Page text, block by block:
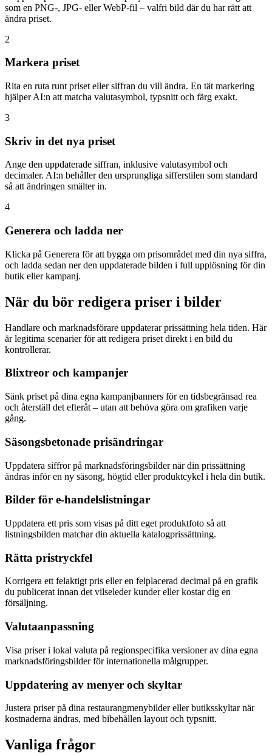
som en PNG-, JPG- eller WebP-fil – valfri bild där du har rätt att
ändra priset.
2
Markera priset
Rita en ruta runt priset eller siffran du vill ändra. En tät markering
hjälper AI:n att matcha valutasymbol, typsnitt och färg exakt.
3
Skriv in det nya priset
Ange den uppdaterade siffran, inklusive valutasymbol och
decimaler. AI:n behåller den ursprungliga sifferstilen som standard
så att ändringen smälter in.
4
Generera och ladda ner
Klicka på Generera för att bygga om prisområdet med din nya siffra,
och ladda sedan ner den uppdaterade bilden i full upplösning för din
butik eller kampanj.
När du bör redigera priser i bilder
Handlare och marknadsförare uppdaterar prissättning hela tiden. Här
är legitima scenarier för att redigera priset direkt i en bild du
kontrollerar.
Blixtreor och kampanjer
Sänk priset på dina egna kampanjbanners för en tidsbegränsad rea
och återställ det efteråt – utan att behöva göra om grafiken varje
gång.
Säsongsbetonade prisändringar
Uppdatera siffror på marknadsföringsbilder när din prissättning
ändras inför en ny säsong, högtid eller produktcykel i hela din butik.
Bilder för e-handelslistningar
Uppdatera ett pris som visas på ditt eget produktfoto så att
listningsbilden matchar din aktuella katalogprissättning.
Rätta pristryckfel
Korrigera ett felaktigt pris eller en felplacerad decimal på en grafik
du publicerat innan det vilseleder kunder eller kostar dig en
försäljning.
Valutaanpassning
Visa priser i lokal valuta på regionspecifika versioner av dina egna
marknadsföringsbilder för internationella målgrupper.
Uppdatering av menyer och skyltar
Justera priser på dina restaurangmenybilder eller butiksskyltar när
kostnaderna ändras, med bibehållen layout och typsnitt.
Vanliga frågor